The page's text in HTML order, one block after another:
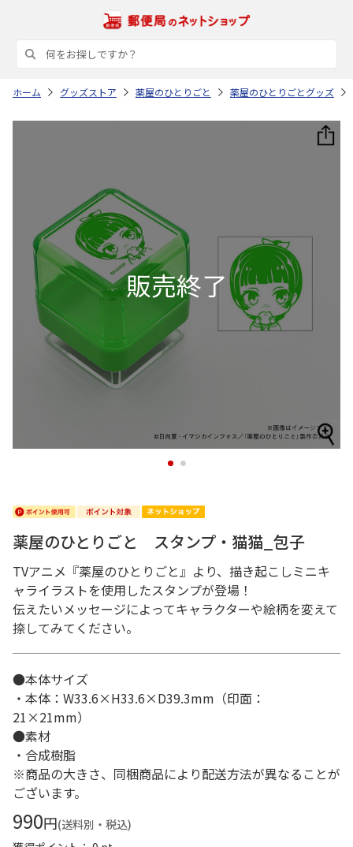
ホーム グッズストア 薬屋のひとりごと 薬屋のひとりごとグッズ
1 2
薬屋のひとりごと スタンプ・猫猫_包子
TVアニメ『薬屋のひとりごと』より、描き起こしミニキ
ャライラストを使用したスタンプが登場！
伝えたいメッセージによってキャラクターや絵柄を変えて
捺してみてください。
●本体サイズ
・本体：W33.6×H33.6×D39.3mm（印面：
21×21mm）
●素材
・合成樹脂
※商品の大きさ、同梱商品により配送方法が異なることが
ございます。
990円(送料別・税込)